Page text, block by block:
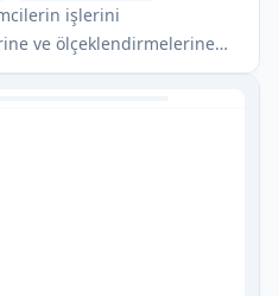
işlerini
ve ölçeklendirmelerine
kaynaklar, mentorluk ve
iş destek platformudur.